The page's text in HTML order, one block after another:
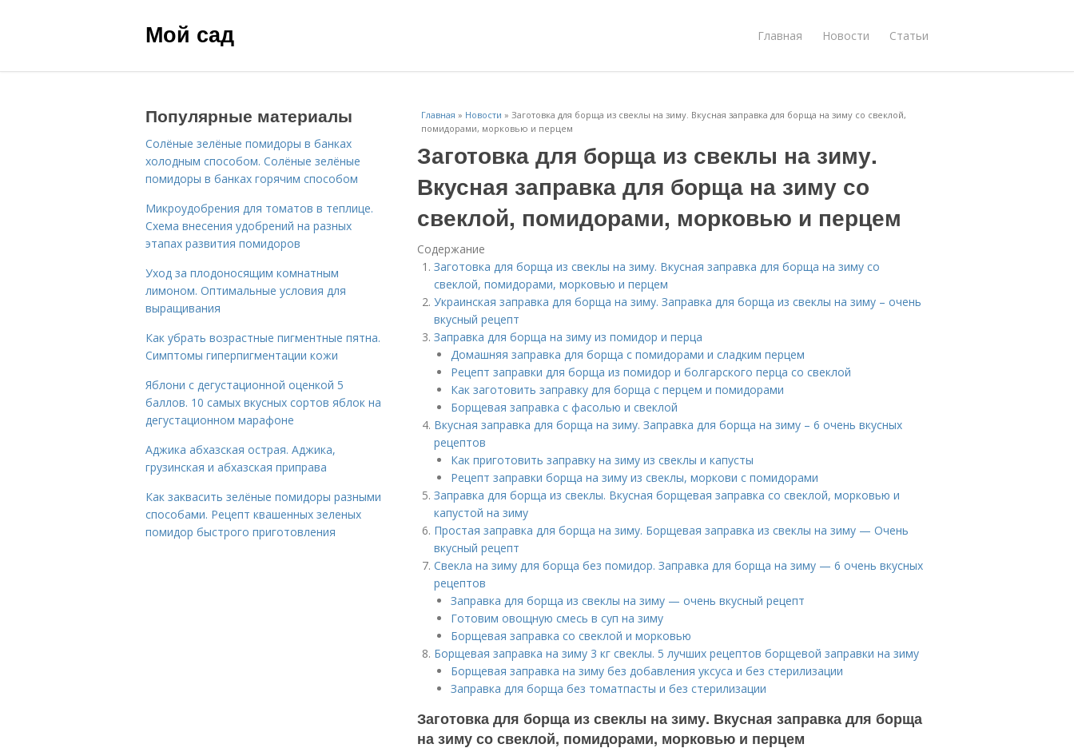
Мой сад Главная Новости Статьи
Главная » Новости » Заготовка для борща из свеклы на зиму. Вкусная заправка для борща на зиму со свеклой,
помидорами, морковью и перцем
Заготовка для борща из свеклы на зиму.
Вкусная заправка для борща на зиму со
свеклой, помидорами, морковью и перцем
Содержание
Заготовка для борща из свеклы на зиму. Вкусная заправка для борща на зиму со
свеклой, помидорами, морковью и перцем
Украинская заправка для борща на зиму. Заправка для борща из свеклы на зиму – очень
вкусный рецепт
Заправка для борща на зиму из помидор и перца
Домашняя заправка для борща с помидорами и сладким перцем
Рецепт заправки для борща из помидор и болгарского перца со свеклой
Как заготовить заправку для борща с перцем и помидорами
Борщевая заправка с фасолью и свеклой
Вкусная заправка для борща на зиму. Заправка для борща на зиму – 6 очень вкусных
рецептов
Как приготовить заправку на зиму из свеклы и капусты
Рецепт заправки борща на зиму из свеклы, моркови с помидорами
Заправка для борща из свеклы. Вкусная борщевая заправка со свеклой, морковью и
капустой на зиму
Простая заправка для борща на зиму. Борщевая заправка из свеклы на зиму — Очень
вкусный рецепт
Свекла на зиму для борща без помидор. Заправка для борща на зиму — 6 очень вкусных
рецептов
Заправка для борща из свеклы на зиму — очень вкусный рецепт
Готовим овощную смесь в суп на зиму
Борщевая заправка со свеклой и морковью
Борщевая заправка на зиму 3 кг свеклы. 5 лучших рецептов борщевой заправки на зиму
Борщевая заправка на зиму без добавления уксуса и без стерилизации
Заправка для борща без томатпасты и без стерилизации
Заготовка для борща из свеклы на зиму. Вкусная заправка для борща
на зиму со свеклой, помидорами, морковью и перцем
Популярные материалы
Солёные зелёные помидоры в банках
холодным способом. Солёные зелёные
помидоры в банках горячим способом
Микроудобрения для томатов в теплице.
Схема внесения удобрений на разных
этапах развития помидоров
Уход за плодоносящим комнатным
лимоном. Оптимальные условия для
выращивания
Как убрать возрастные пигментные пятна.
Симптомы гиперпигментации кожи
Яблони с дегустационной оценкой 5
баллов. 10 самых вкусных сортов яблок на
дегустационном марафоне
Аджика абхазская острая. Аджика,
грузинская и абхазская приправа
Как заквасить зелёные помидоры разными
способами. Рецепт квашенных зеленых
помидор быстрого приготовления